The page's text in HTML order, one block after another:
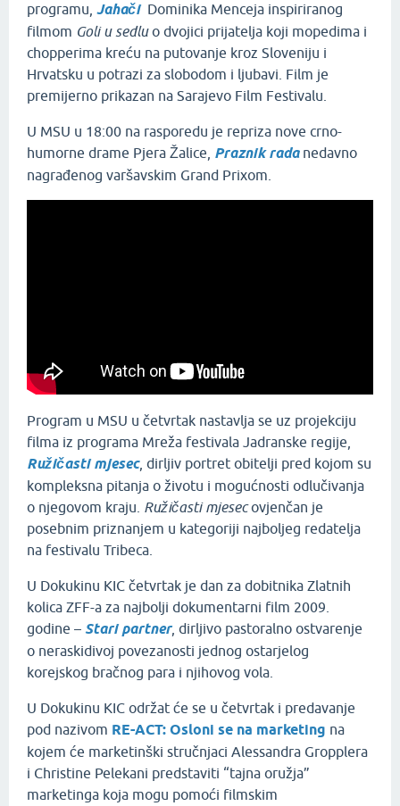
programu, Jahači Dominika Menceja inspiriranog
filmom Goli u sedluo dvojici prijatelja koji mopedima i
chopperima kreću na putovanje kroz Sloveniju i
Hrvatsku u potrazi za slobodom i ljubavi. Film je
premijerno prikazan na Sarajevo Film Festivalu.
U MSU u 18:00 na rasporedu je repriza nove crno-
humorne drame Pjera Žalice, Praznik radanedavno
nagrađenog varšavskim Grand Prixom.
Program u MSU u četvrtak nastavlja se uz projekciju
filma iz programa Mreža festivala Jadranske regije,
Ružičasti mjesec, dirljiv portret obitelji pred kojom su
kompleksna pitanja o životu i mogućnosti odlučivanja
o njegovom kraju.
Ružičasti mjesecovjenčan je
posebnim priznanjem u kategoriji najboljeg redatelja
na festivalu Tribeca.
U Dokukinu KIC četvrtak je dan za dobitnika Zlatnih
kolica ZFF-a za najbolji dokumentarni film 2009.
godine – Stari partner, dirljivo pastoralno ostvarenje
o neraskidivoj povezanosti jednog ostarjelog
korejskog bračnog para i njihovog vola.
U Dokukinu KIC održat će se u četvrtak i predavanje
pod nazivom RE-ACT: Osloni se na marketing na
kojem će marketinški stručnjaci Alessandra Gropplera
i Christine Pelekani predstaviti “tajna oružja”
marketinga koja mogu pomoći filmskim